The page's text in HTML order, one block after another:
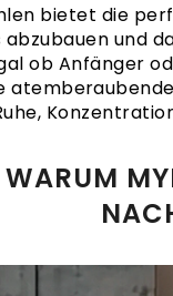
bietet die
abzubauen und
ob Anfänger
WARUM